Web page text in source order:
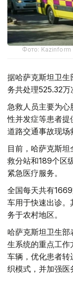
Фото: Kazinform
据哈萨克斯坦卫生
务共处理525.32万
急救人员主要为
性并发症等患者提
道路交通事故现场
目前，哈萨克斯
救分站和189个区
紧急医疗服务。
全国每天共有
车用于快速出诊
务于农村地区。
哈萨克斯坦卫生
生系统的重点工作
车辆，优化患者转
织模式，并加强医